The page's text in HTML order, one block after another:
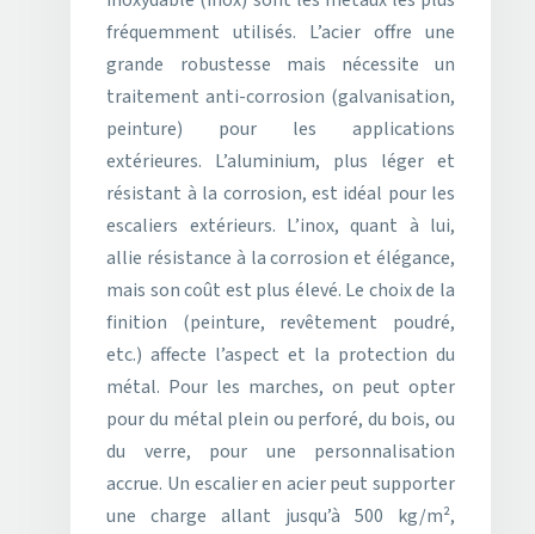
fréquemment utilisés. L’acier offre une
grande robustesse mais nécessite un
traitement anti-corrosion (galvanisation,
peinture) pour les applications
extérieures. L’aluminium, plus léger et
résistant à la corrosion, est idéal pour les
escaliers extérieurs. L’inox, quant à lui,
allie résistance à la corrosion et élégance,
mais son coût est plus élevé. Le choix de la
finition (peinture, revêtement poudré,
etc.) affecte l’aspect et la protection du
métal. Pour les marches, on peut opter
pour du métal plein ou perforé, du bois, ou
du verre, pour une personnalisation
accrue. Un escalier en acier peut supporter
une charge allant jusqu’à 500 kg/m²,